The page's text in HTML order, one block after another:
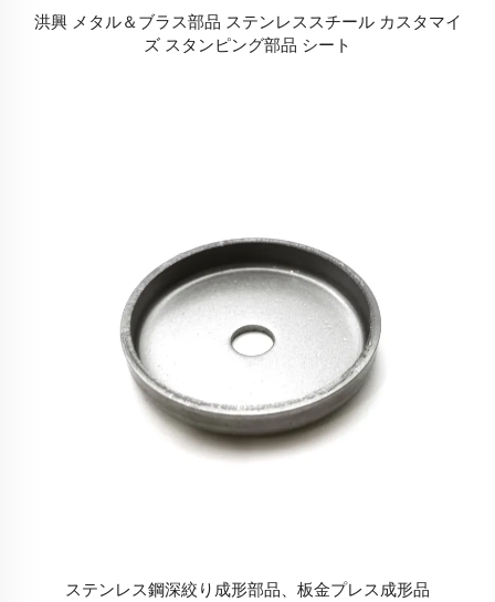
洪興 メタル＆ブラス部品 ステンレススチール カスタマイ
ズ スタンピング部品 シート
ステンレス鋼深絞り成形部品、板金プレス成形品